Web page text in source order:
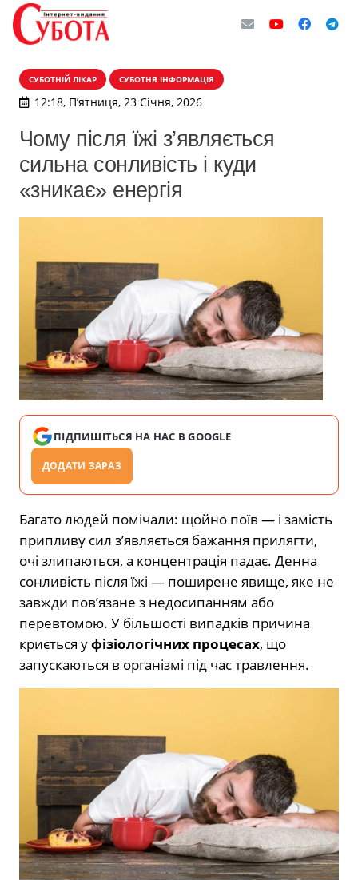
СУБОТНІЙ ЛІКАР СУБОТНЯ ІНФОРМАЦІЯ
12:18, П’ятниця, 23 Січня, 2026
Чому після їжі з’являється
сильна сонливість і куди
«зникає» енергія
ПІДПИШІТЬСЯ НА НАС В GOOGLE
ДОДАТИ ЗАРАЗ
Багато людей помічали: щойно поїв — і замість
припливу сил з’являється бажання прилягти,
очі злипаються, а концентрація падає. Денна
сонливість після їжі — поширене явище, яке не
завжди пов’язане з недосипанням або
перевтомою. У більшості випадків причина
криється уфізіологічних процесах, що
запускаються в організмі під час травлення.